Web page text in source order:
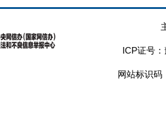
ICP证号：
网站标识码